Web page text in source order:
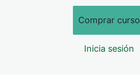
Llenar o vaciar el encuadre.
Enfoque selectivo.
Recreando profundidad.
Comprar curso
Inicia sesión